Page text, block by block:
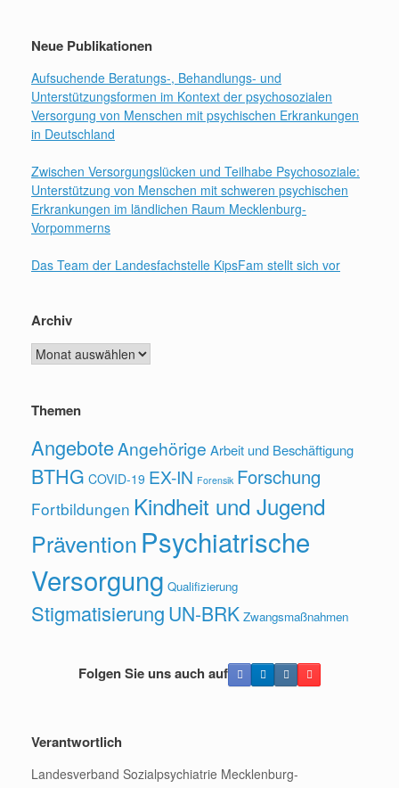
Neue Publikationen
Aufsuchende Beratungs-, Behandlungs- und
Unterstützungsformen im Kontext der psychosozialen
Versorgung von Menschen mit psychischen Erkrankungen
in Deutschland
Zwischen Versorgungslücken und Teilhabe Psychosoziale:
Unterstützung von Menschen mit schweren psychischen
Erkrankungen im ländlichen Raum Mecklenburg-
Vorpommerns
Das Team der Landesfachstelle KipsFam stellt sich vor
Archiv
Archiv
Themen
AngeboteAngehörige Arbeit und Beschäftigung
BTHG COVID-19 EX-IN Forensik Forschung
Fortbildungen Kindheit und Jugend
PräventionPsychiatrische
Versorgung Qualifizierung
Stigmatisierung UN-BRK Zwangsmaßnahmen
Folgen Sie uns auch auf
Verantwortlich
Landesverband Sozialpsychiatrie Mecklenburg-